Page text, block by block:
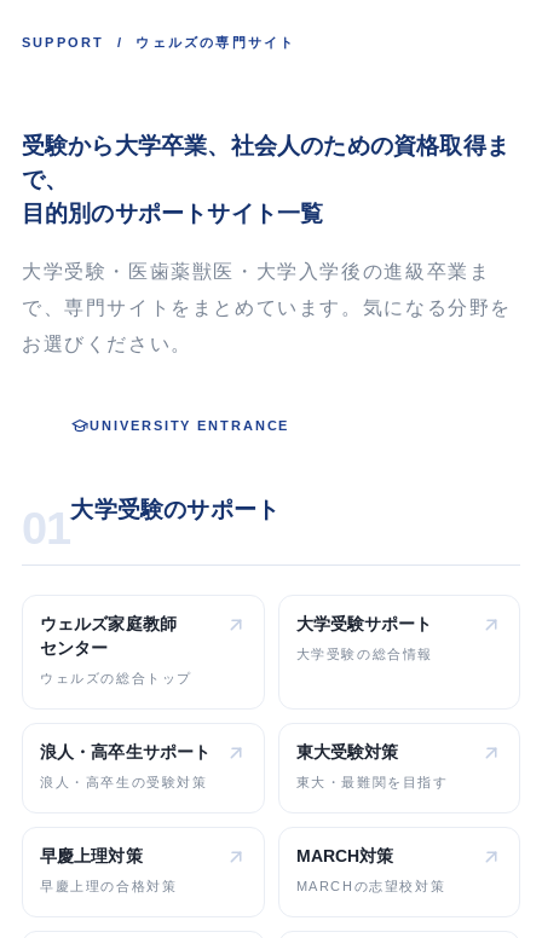
SUPPORT / ウェルズの専門サイト
受験から大学卒業、 社会人のための資格取得ま
で、
目的別のサポートサイト一覧
大学受験・医歯薬獣医・大学入学後の進級卒業ま
で、専門サイトをまとめています。気になる分野を
お選びください。
01
UNIVERSITY ENTRANCE
大学受験のサポート
ウェルズ家庭教師
センター
ウェルズの総合トップ
大学受験サポート
大学受験の総合情報
浪人・高卒生サポート
浪人・高卒生の受験対策
東大受験対策
東大・最難関を目指す
早慶上理対策
早慶上理の合格対策
MARCH対策
MARCHの志望校対策